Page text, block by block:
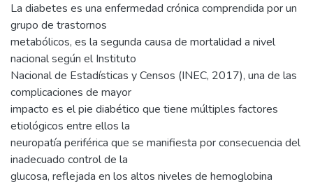
La diabetes es una enfermedad crónica comprendida por un
grupo de trastornos
metabólicos, es la segunda causa de mortalidad a nivel
nacional según el Instituto
Nacional de Estadísticas y Censos (INEC, 2017), una de las
complicaciones de mayor
impacto es el pie diabético que tiene múltiples factores
etiológicos entre ellos la
neuropatía periférica que se manifiesta por consecuencia del
inadecuado control de la
glucosa, reflejada en los altos niveles de hemoglobina